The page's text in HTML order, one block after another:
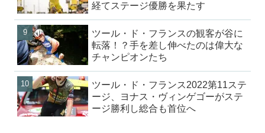
経てステージ優勝を果たす
ツール・ド・フランスの観客が谷に
転落！？手を差し伸べたのは偉大な
チャンピオンたち
ツール・ド・フランス2022第11ステ
ージ、ヨナス・ヴィンゲゴーがステ
ージ勝利し総合も首位へ